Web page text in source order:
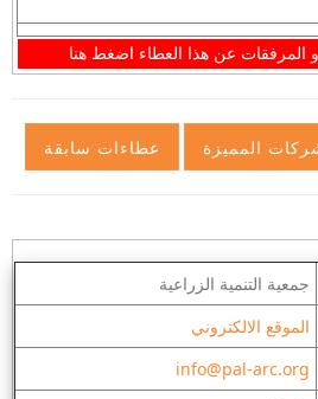
المرفقات عن هذا العطاء اضغط هنا
جمعية التنمية الزراعية
الموقع الالكتروني
info@pal-arc.org